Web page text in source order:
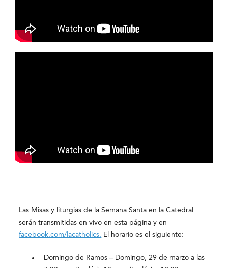
Las Misas y liturgias de la Semana Santa en la Catedral
serán transmitidas en vivo en esta página y en
facebook.com/lacatholics. El horario es el siguiente:
Domingo de Ramos – Domingo, 29 de marzo a las